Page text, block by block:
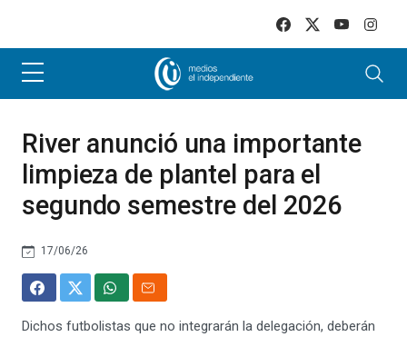
River anunció una importante
limpieza de plantel para el
segundo semestre del 2026
17/06/26
Dichos futbolistas que no integrarán la delegación, deberán